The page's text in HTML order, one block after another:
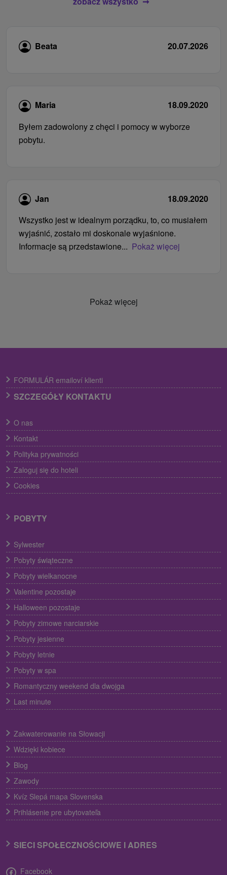
Beata 20.07.2026
Maria
18.09.2020
Byłem zadowolony z chęci i pomocy w wyborze
pobytu.
Jan
18.09.2020
Wszystko jest w idealnym porządku, to, co musiałem
wyjaśnić, zostało mi doskonale wyjaśnione.
Informacje są przedstawione... Pokaż więcej
Pokaż więcej
FORMULÁR emailoví klienti
SZCZEGÓŁY KONTAKTU
O nas
Kontakt
Polityka prywatności
Zaloguj się do hoteli
Cookies
POBYTY
Sylwester
Pobyty świąteczne
Pobyty wielkanocne
Valentine pozostaje
Halloween pozostaje
Pobyty zimowe narciarskie
Pobyty jesienne
Pobyty letnie
Pobyty w spa
Romantyczny weekend dla dwojga
Last minute
Zakwaterowanie na Słowacji
Wdzięki kobiece
Blog
Zawody
Kvíz Slepá mapa Slovenska
Prihlásenie pre ubytovateľa
SIECI SPOŁECZNOŚCIOWE I ADRES
Facebook